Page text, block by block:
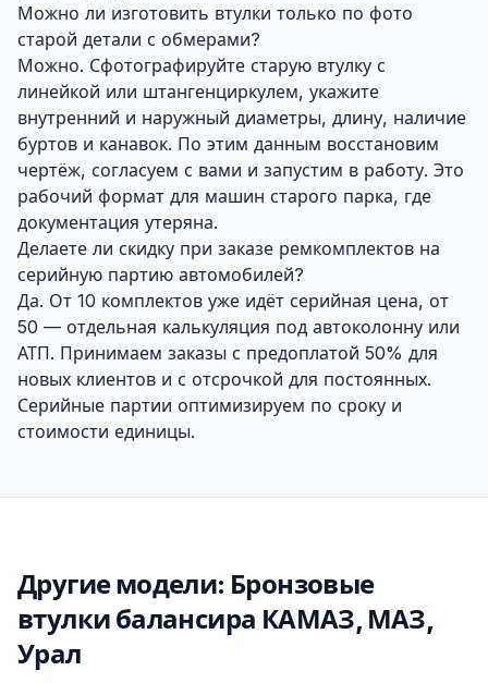
Можно ли изготовить втулки только по фото
старой детали с обмерами?
Можно. Сфотографируйте старую втулку с
линейкой или штангенциркулем, укажите
внутренний и наружный диаметры, длину, наличие
буртов и канавок. По этим данным восстановим
чертёж, согласуем с вами и запустим в работу. Это
рабочий формат для машин старого парка, где
документация утеряна.
Делаете ли скидку при заказе ремкомплектов на
серийную партию автомобилей?
Да. От 10 комплектов уже идёт серийная цена, от
50 — отдельная калькуляция под автоколонну или
АТП. Принимаем заказы с предоплатой 50% для
новых клиентов и с отсрочкой для постоянных.
Серийные партии оптимизируем по сроку и
стоимости единицы.
Другие модели: Бронзовые
втулки балансира КАМАЗ, МАЗ,
Урал